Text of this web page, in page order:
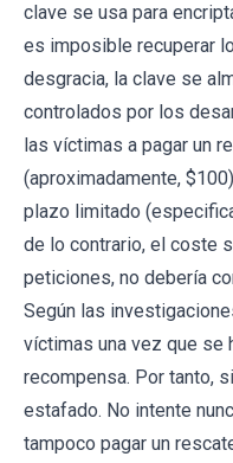
clave se usa para
es imposible recuperar
desgracia, la clave se
controlados por los
las víctimas a pagar un
(aproximadamente,
plazo limitado
de lo contrario, el coste
peticiones, no debería
Según las
víctimas una vez que se
recompensa. Por tanto,
estafado. No intente
tampoco pagar un